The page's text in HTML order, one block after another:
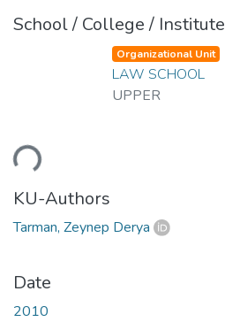
School / College / Institute
Organizational Unit
LAW SCHOOL
UPPER
KU-Authors
Tarman, Zeynep Derya
Date
2010